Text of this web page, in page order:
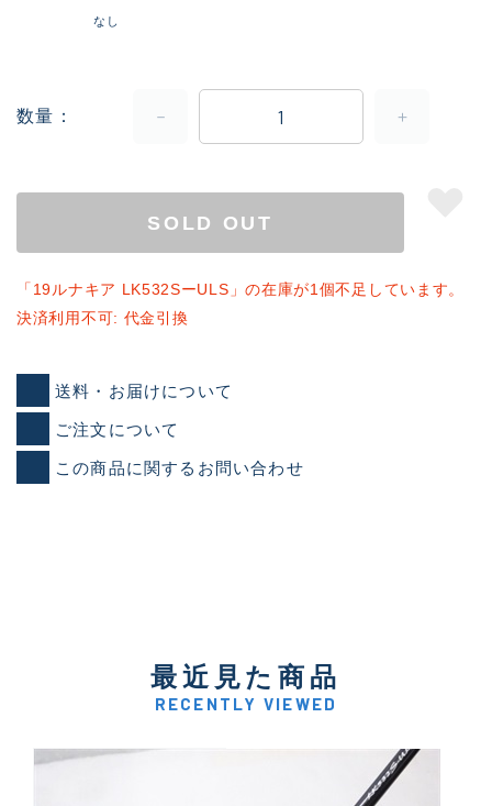
なし
数量
SOLD OUT
「19ルナキア LK532SーULS」の在庫が1個不足しています。
決済利用不可: 代金引換
送料・お届けについて
ご注文について
この商品に関するお問い合わせ
最近見た商品
RECENTLY VIEWED